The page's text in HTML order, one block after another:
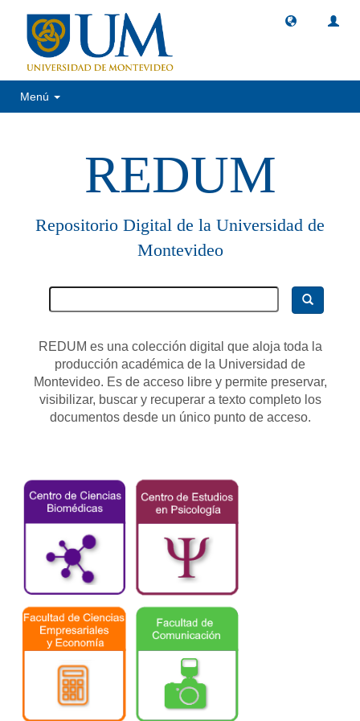
Menú
REDUM
Repositorio Digital de la Universidad de
Montevideo
REDUM es una colección digital que aloja toda la
producción académica de la Universidad de
Montevideo. Es de acceso libre y permite preservar,
visibilizar, buscar y recuperar a texto completo los
documentos desde un único punto de acceso.